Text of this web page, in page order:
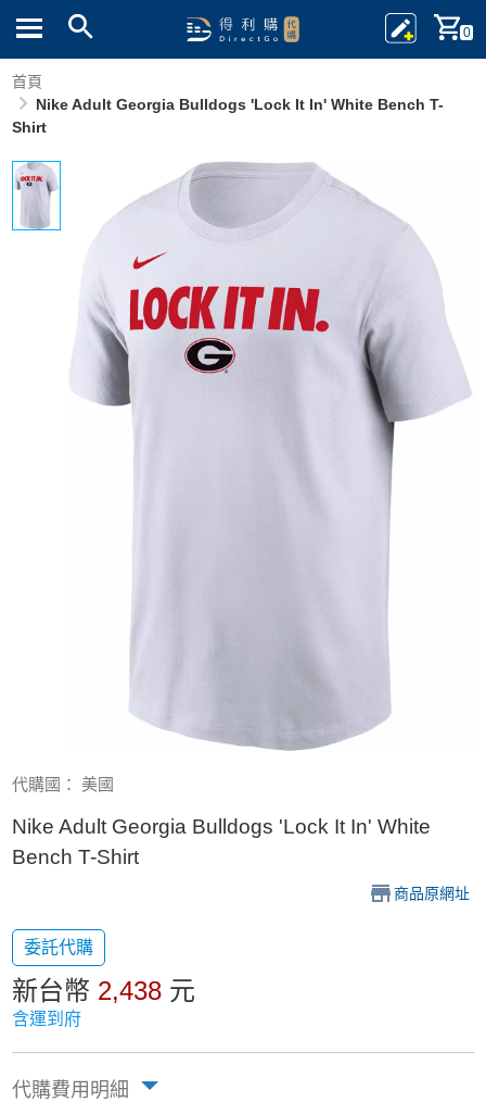
0
首頁
Nike Adult Georgia Bulldogs 'Lock It In' White Bench T-
Shirt
代購國： 美國
Nike Adult Georgia Bulldogs 'Lock It In' White
Bench T-Shirt
商品原網址
委託代購
新台幣 2,438 元
含運到府
代購費用明細